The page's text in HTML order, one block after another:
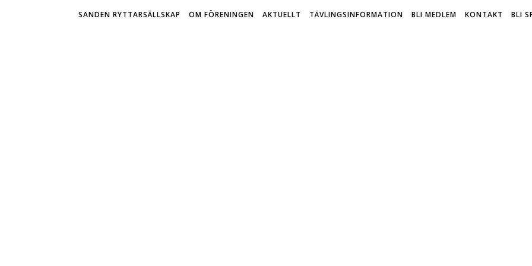
SANDEN RYTTARSÄLLSKAP OM FÖRENINGEN AKTUELLT TÄVLINGSINFORMATION BLI MEDLEM KONTAKT BLI